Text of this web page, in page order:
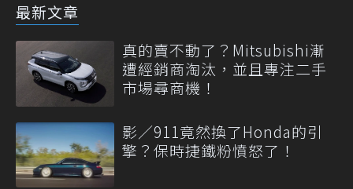
最新文章
真的賣不動了？Mitsubishi漸
遭經銷商淘汰，並且專注二手
市場尋商機！
影／911竟然換了Honda的引
擎？保時捷鐵粉憤怒了！